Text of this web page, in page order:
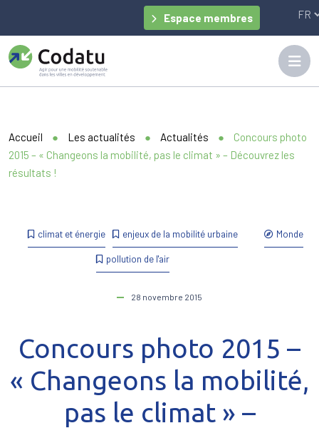
Espace membres
Accueil ● Les actualités ● Actualités ●
Concours photo
2015 – « Changeons la mobilité, pas le climat » – Découvrez les
résultats !
climat et énergie enjeux de la mobilité urbaine
pollution de l'air
Monde
28 novembre 2015
Concours photo 2015 –
« Changeons la mobilité,
pas le climat » –
Panneau de gestion des cookies